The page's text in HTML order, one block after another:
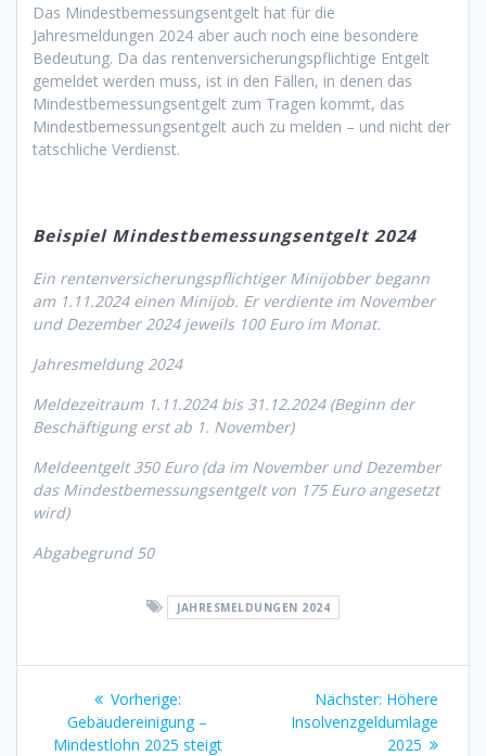
Das Mindestbemessungsentgelt hat für die
Jahresmeldungen 2024 aber auch noch eine besondere
Bedeutung. Da das rentenversicherungspflichtige Entgelt
gemeldet werden muss, ist in den Fällen, in denen das
Mindestbemessungsentgelt zum Tragen kommt, das
Mindestbemessungsentgelt auch zu melden – und nicht der
tatschliche Verdienst.
Beispiel Mindestbemessungsentgelt 2024
Ein rentenversicherungspflichtiger Minijobber begann
am 1.11.2024 einen Minijob. Er verdiente im November
und Dezember 2024 jeweils 100 Euro im Monat.
Jahresmeldung 2024
Meldezeitraum 1.11.2024 bis 31.12.2024 (Beginn der
Beschäftigung erst ab 1. November)
Meldeentgelt 350 Euro (da im November und Dezember
das Mindestbemessungsentgelt von 175 Euro angesetzt
wird)
Abgabegrund 50
JAHRESMELDUNGEN 2024
Beitragsnavigation
Vorherige:Vorheriger
Beitrag:
Gebäudereinigung –
Mindestlohn 2025 steigt
Nächster: Nächster
Beitrag:
Höhere
Insolvenzgeldumlage
2025